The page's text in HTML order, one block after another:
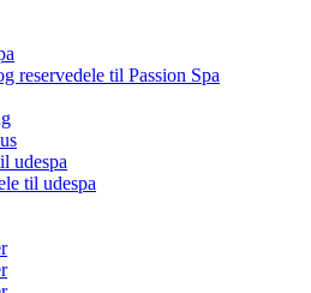
reservedele til Passion Spa
udespa
til udespa